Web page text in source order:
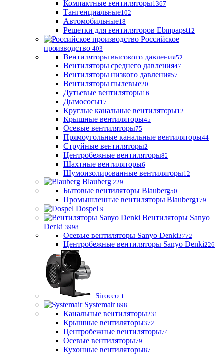
Компактные вентиляторы1367
Тангенциальные102
Автомобильные18
Решетки для вентиляторов Ebmpapst12
Российское
производство 403
Вентиляторы высокого давления52
Вентиляторы среднего давления47
Вентиляторы низкого давления57
Вентиляторы пылевые20
Дутьевые вентиляторы16
Дымососы17
Круглые канальные вентиляторы12
Крышные вентиляторы45
Осевые вентиляторы75
Прямоугольные канальные вентиляторы44
Струйные вентиляторы2
Центробежные вентиляторы82
Шахтные вентиляторы6
Шумоизолированные вентиляторы12
Blauberg 229
Бытовые вентиляторы Blauberg50
Промышленные вентиляторы Blauberg179
Dospel 9
Вентиляторы Sanyo
Denki 3998
Осевые вентиляторы Sanyo Denki3772
Центробежные вентиляторы Sanyo Denki226
Sirocco 1
Systemair 898
Канальные вентиляторы231
Крышные вентиляторы372
Центробежные вентиляторы74
Осевые вентиляторы79
Кухонные вентиляторы87